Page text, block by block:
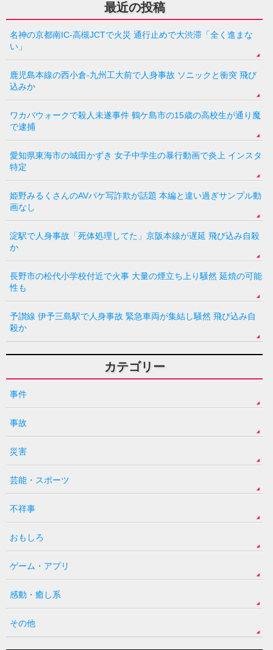
最近の投稿
名神の京都南IC-高槻JCTで火災 通行止めで大渋滞「全く進まな
い」
鹿児島本線の西小倉-九州工大前で人身事故 ソニックと衝突 飛び
込みか
ワカバウォークで殺人未遂事件 鶴ケ島市の15歳の高校生が通り魔
で逮捕
愛知県東海市の城田かずき 女子中学生の暴行動画で炎上 インスタ
特定
姫野みるくさんのAVパケ写詐欺が話題 本編と違い過ぎサンプル動
画なし
淀駅で人身事故「死体処理してた」京阪本線が遅延 飛び込み自殺
か
長野市の松代小学校付近で火事 大量の煙立ち上り騒然 延焼の可能
性も
予讃線 伊予三島駅で人身事故 緊急車両が集結し騒然 飛び込み自
殺か
カテゴリー
事件
事故
災害
芸能・スポーツ
不祥事
おもしろ
ゲーム・アプリ
感動・癒し系
その他